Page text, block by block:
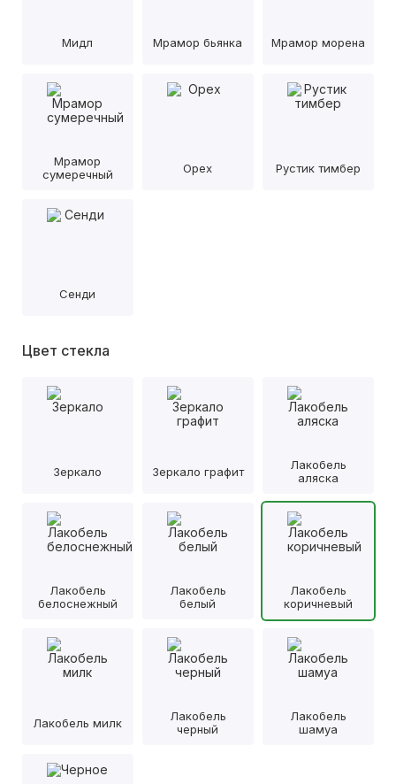
Мидл Мрамор бьянка Мрамор морена
Мрамор
сумеречный
Орех Рустик тимбер
Сенди
Цвет стекла
Зеркало Зеркало графит
Лакобель
аляска
Лакобель
белоснежный
Лакобель
белый
Лакобель
коричневый
Лакобель милк
Лакобель
черный
Лакобель
шамуа